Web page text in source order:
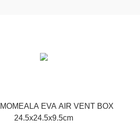
EVA AIR VENT BOX
24.5x24.5x9.5cm